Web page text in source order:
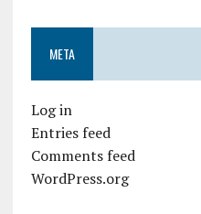
META
Log in
Entries feed
Comments feed
WordPress.org